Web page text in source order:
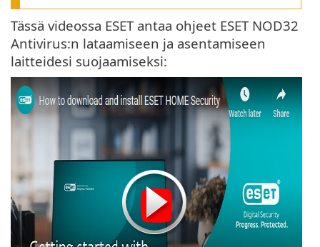
Tässä videossa ESET antaa ohjeet ESET NOD32
Antivirus:n lataamiseen ja asentamiseen
laitteidesi suojaamiseksi: